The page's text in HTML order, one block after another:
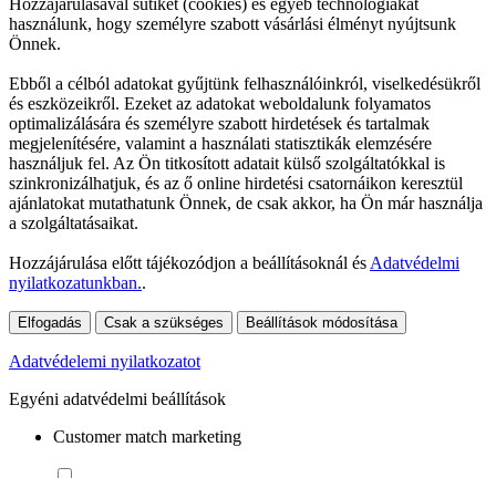
Hozzájárulásával sütiket (cookies) és egyéb technológiákat
használunk, hogy személyre szabott vásárlási élményt nyújtsunk
Önnek.
Ebből a célból adatokat gyűjtünk felhasználóinkról, viselkedésükről
és eszközeikről. Ezeket az adatokat weboldalunk folyamatos
optimalizálására és személyre szabott hirdetések és tartalmak
megjelenítésére, valamint a használati statisztikák elemzésére
használjuk fel. Az Ön titkosított adatait külső szolgáltatókkal is
szinkronizálhatjuk, és az ő online hirdetési csatornáikon keresztül
ajánlatokat mutathatunk Önnek, de csak akkor, ha Ön már használja
a szolgáltatásaikat.
Hozzájárulása előtt tájékozódjon a beállításoknál ésAdatvédelmi
nyilatkozatunkban..
Elfogadás Csak a szükséges Beállítások módosítása
Adatvédelemi nyilatkozatot
Egyéni adatvédelmi beállítások
Customer match marketing